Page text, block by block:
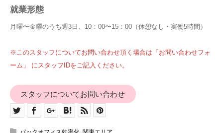
就業形態
月曜〜金曜のうち週3日、10：00〜15：00（休憩なし・実働5時間）
※このスタッフについてお問い合わせ頂く場合は「お問い合わせフォ
ーム」 にスタッフIDをご記入ください。
スタッフについてお問い合わせ